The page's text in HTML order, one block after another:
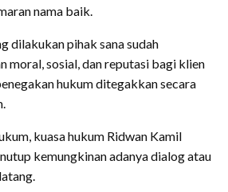
nama baik.
dilakukan pihak sana sudah
moral, sosial, dan reputasi bagi klien
hukum ditegakkan secara
kuasa hukum Ridwan Kamil
kemungkinan adanya dialog atau